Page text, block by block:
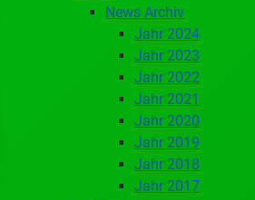
News Archiv
Jahr 2024
Jahr 2023
Jahr 2022
Jahr 2021
Jahr 2020
Jahr 2019
Jahr 2018
Jahr 2017